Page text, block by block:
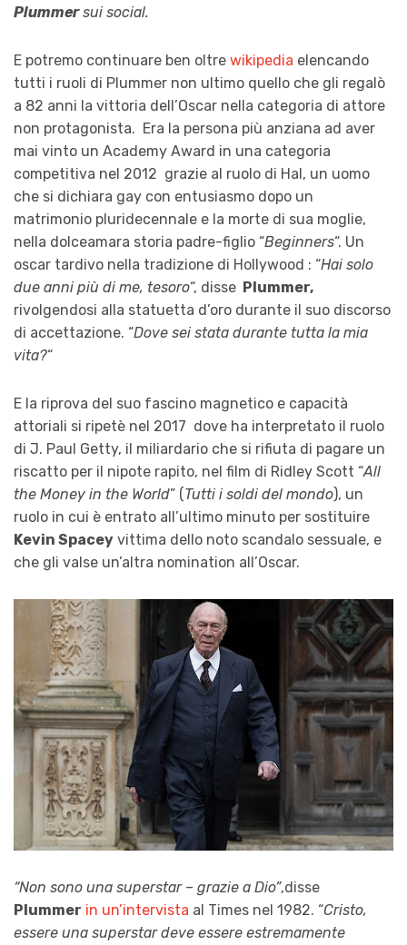
Plummersui social.
E potremo continuare ben oltre wikipedia elencando
tutti i ruoli di Plummer non ultimo quello che gli regalò
a 82 anni la vittoria dell’Oscar nella categoria di attore
non protagonista. Era la persona più anziana ad aver
mai vinto un Academy Award in una categoria
competitiva nel 2012 grazie al ruolo di Hal, un uomo
che si dichiara gay con entusiasmo dopo un
matrimonio pluridecennale e la morte di sua moglie,
nella dolceamara storia padre-figlio “Beginners“. Un
oscar tardivo nella tradizione di Hollywood : “Hai solo
due anni più di me, tesoro“, disse Plummer,
rivolgendosi alla statuetta d’oro durante il suo discorso
di accettazione. “Dove sei stata durante tutta la mia
vita?“
E la riprova del suo fascino magnetico e capacità
attoriali si ripetè nel 2017 dove ha interpretato il ruolo
di J. Paul Getty, il miliardario che si rifiuta di pagare un
riscatto per il nipote rapito, nel film di Ridley Scott “All
the Money in the World” (Tutti i soldi del mondo), un
ruolo in cui è entrato all’ultimo minuto per sostituire
Kevin Spacey vittima dello noto scandalo sessuale, e
che gli valse un’altra nomination all’Oscar.
“Non sono una superstar – grazie a Dio”,disse
Plummer in un’intervista al Times nel 1982. “Cristo,
essere una superstar deve essere estremamente